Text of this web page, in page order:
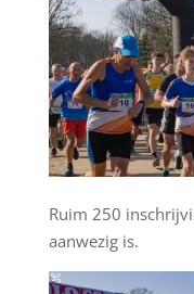
Ruim 250
aanwezig is.